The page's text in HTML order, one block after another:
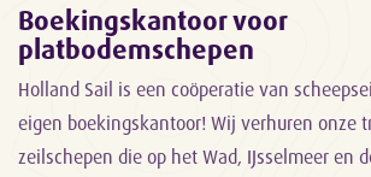
Boekingskantoor voor
platbodemschepen
Holland Sail is een coöperatie van
eigen boekingskantoor! Wij verhuren onze
zeilschepen die op het Wad, IJsselmeer en